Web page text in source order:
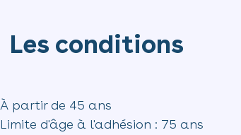
Les conditions
À partir de 45 ans
Limite d'âge à l'adhésion : 75 ans